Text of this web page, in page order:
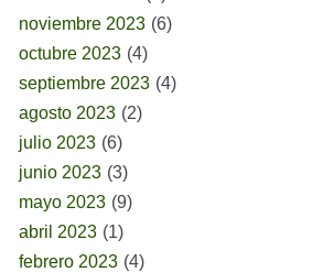
noviembre 2023 (6)
octubre 2023 (4)
septiembre 2023 (4)
agosto 2023 (2)
julio 2023 (6)
junio 2023 (3)
mayo 2023 (9)
abril 2023 (1)
febrero 2023 (4)